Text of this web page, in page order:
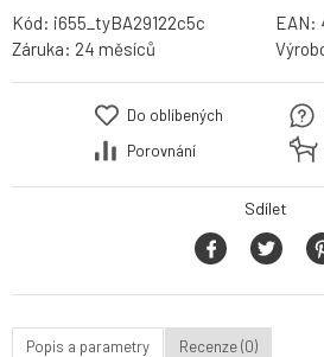
Kód: i655_tyBA29122c5c EAN:
Záruka: 24 měsíců
Do oblíbených
Porovnání
Sdílet
Popis a parametry Recenze (0)